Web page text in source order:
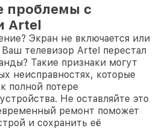
проблемы с
Artel
Экран не включается или
Ваш телевизор Artel перестал
Такие признаки могут
неисправностях, которые
полной потере
Не оставляйте это
ремонт поможет
и сохранить её